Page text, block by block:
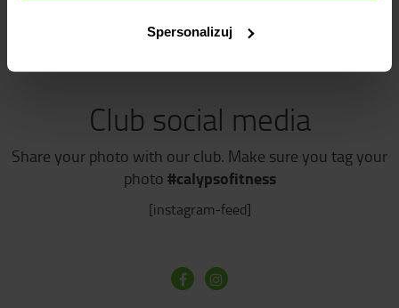
Spersonalizuj
Club social media
Share your photo with our club. Make sure you tag your
photo #calypsofitness
[instagram-feed]